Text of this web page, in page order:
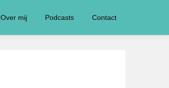
Over mij Podcasts Contact